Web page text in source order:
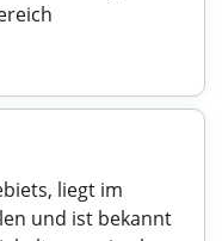
liegt im
und ist bekannt